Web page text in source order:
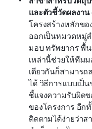
และตัวชี้วัดผลงาน
โครงสร้างหลักขอ
ออกเป็นหมวดหมู่
มอบ ทรัพยากร พื้
เหล่านี้ช่วยให้ทีม
เดียวกันก็สามารถ
ได้ วิธีการแบบเป็
ชี้แจงความรับผิด
ของโครงการ อีก
ติดตามได้ง่ายว่า